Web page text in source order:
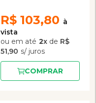
R$ 103,80
2x de R$
51,90
COMPRAR